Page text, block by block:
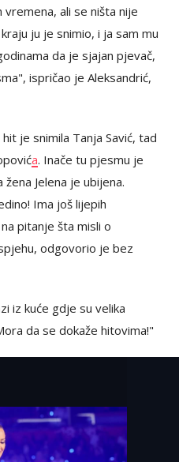
ali se ništa nije
ju je snimio, i ja sam mu
da je sjajan pjevač,
ispričao je Aleksandrić,
je snimila Tanja Savić, tad
a. Inače tu pjesmu je
Jelena je ubijena.
Ima još lijepih
pitanje šta misli o
odgovorio je bez
iz kuće gdje su velika
da se dokaže hitovima!"